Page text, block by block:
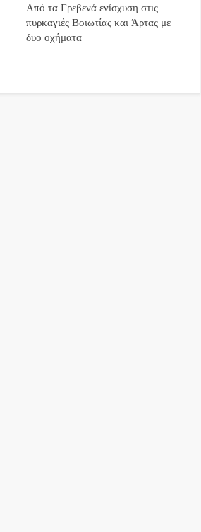
Από τα Γρεβενά ενίσχυση στις
πυρκαγιές Βοιωτίας και Άρτας με
δυο οχήματα